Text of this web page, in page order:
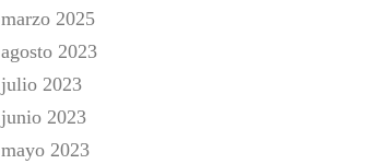
marzo 2025
agosto 2023
julio 2023
junio 2023
mayo 2023